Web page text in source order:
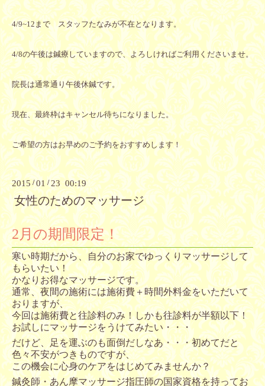
4/9~12まで スタッフたなみが不在となります。
4/8の午後は鍼療していますので、よろしければご利用くださいませ。
院長は通常通り午後休鍼です。
現在、最終枠はキャンセル待ちになりました。
ご希望の方はお早めのご予約をおすすめします！
2015 /01 /23 00:19
女性のためのマッサージ
2月の期間限定！
寒い時期だから、自分のお家でゆっくりマッサージして
もらいたい！
かなりお得なマッサージです。
通常、夜間の施術には施術費＋時間外料金をいただいて
おりますが、
今回は施術費と往診料のみ！しかも往診料が半額以下！
お試しにマッサージをうけてみたい・・・
だけど、足を運ぶのも面倒だしなあ・・・初めてだと
色々不安がつきものですが、
この機会に心身のケアをはじめてみませんか？
鍼灸師・あん摩マッサージ指圧師の国家資格を持ってお